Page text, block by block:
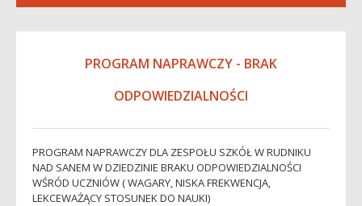
PROGRAM NAPRAWCZY - BRAK
ODPOWIEDZIALNOŚCI
PROGRAM NAPRAWCZY DLA ZESPOŁU SZKÓŁ W RUDNIKU
NAD SANEM W DZIEDZINIE BRAKU ODPOWIEDZIALNOŚCI
WŚRÓD UCZNIÓW ( WAGARY, NISKA FREKWENCJA,
LEKCEWAŻĄCY STOSUNEK DO NAUKI)